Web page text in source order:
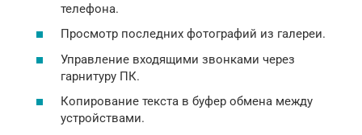
телефона.
Просмотр последних фотографий из галереи.
Управление входящими звонками через
гарнитуру ПК.
Копирование текста в буфер обмена между
устройствами.